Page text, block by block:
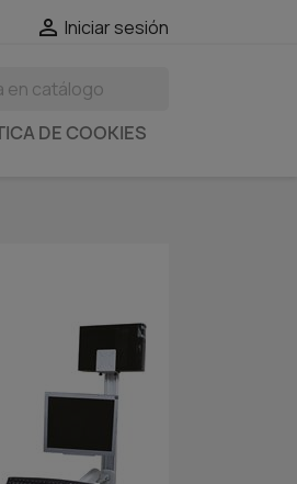
 Iniciar sesión
DE COOKIES